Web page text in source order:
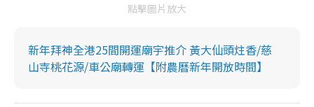
點擊圖片放大
新年拜神全港25間開運廟宇推介 黃大仙頭炷香/慈
山寺桃花源/車公廟轉運【附農曆新年開放時間】